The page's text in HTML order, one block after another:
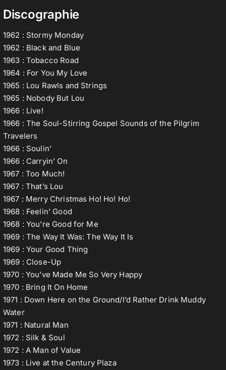
Discographie
1962 : Stormy Monday
1962 : Black and Blue
1963 : Tobacco Road
1964 : For You My Love
1965 : Lou Rawls and Strings
1965 : Nobody But Lou
1966 : Live!
1966 : The Soul-Stirring Gospel Sounds of the Pilgrim
Travelers
1966 : Soulin’
1966 : Carryin’ On
1967 : Too Much!
1967 : That’s Lou
1967 : Merry Christmas Ho! Ho! Ho!
1968 : Feelin’ Good
1968 : You’re Good for Me
1969 : The Way It Was: The Way It Is
1969 : Your Good Thing
1969 : Close-Up
1970 : You’ve Made Me So Very Happy
1970 : Bring It On Home
1971 : Down Here on the Ground/I’d Rather Drink Muddy
Water
1971 : Natural Man
1972 : Silk & Soul
1972 : A Man of Value
1973 : Live at the Century Plaza